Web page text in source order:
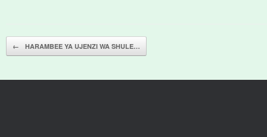
Post navigation
← HARAMBEE YA UJENZI WA SHULE…